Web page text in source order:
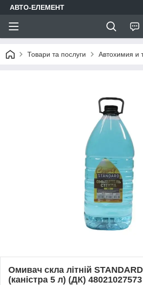
АВТО-ЕЛЕМЕНТ
Товари та послуги Автохимия и
Омивач скла літній
(каністра 5 л) (ДК) 48021027573